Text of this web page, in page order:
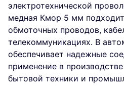
электротехнической
медная Кмор 5 мм подходит
обмоточных проводов,
телекоммуникациях. В
обеспечивает надежные
применение в
бытовой техники и